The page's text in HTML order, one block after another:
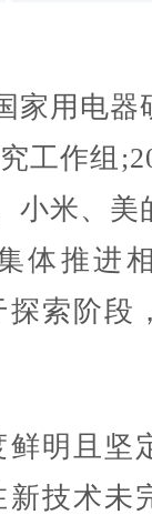
用电器
工作组
小米、美
体推进
索阶段
明且坚
技术未